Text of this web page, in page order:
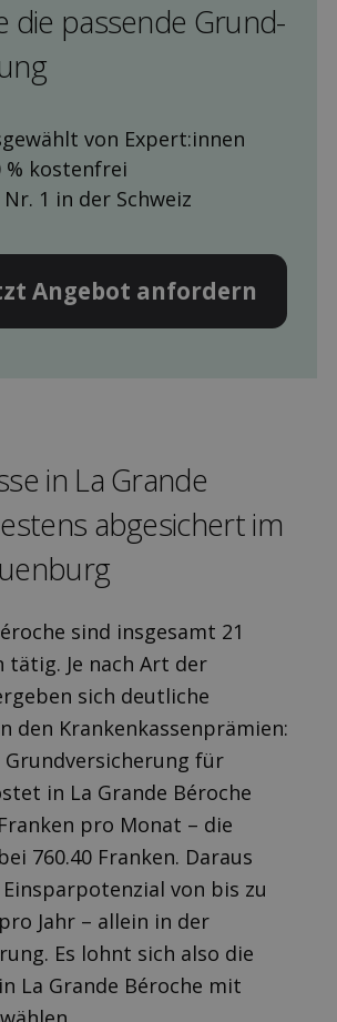
die pas­sende Grund­
von Expert:innen
% kostenfrei
Nr. 1 in der Schweiz
Angebot anfordern
in La Grande
ab­gesichert im
sind insgesamt 21
tätig. Je nach Art der
sich deutliche
den Krankenkassenprämien:
für
in La Grande Béroche
pro Monat – die
760.40 Franken. Daraus
von bis zu
Jahr – allein in der
Es lohnt sich also die
La Grande Béroche mit